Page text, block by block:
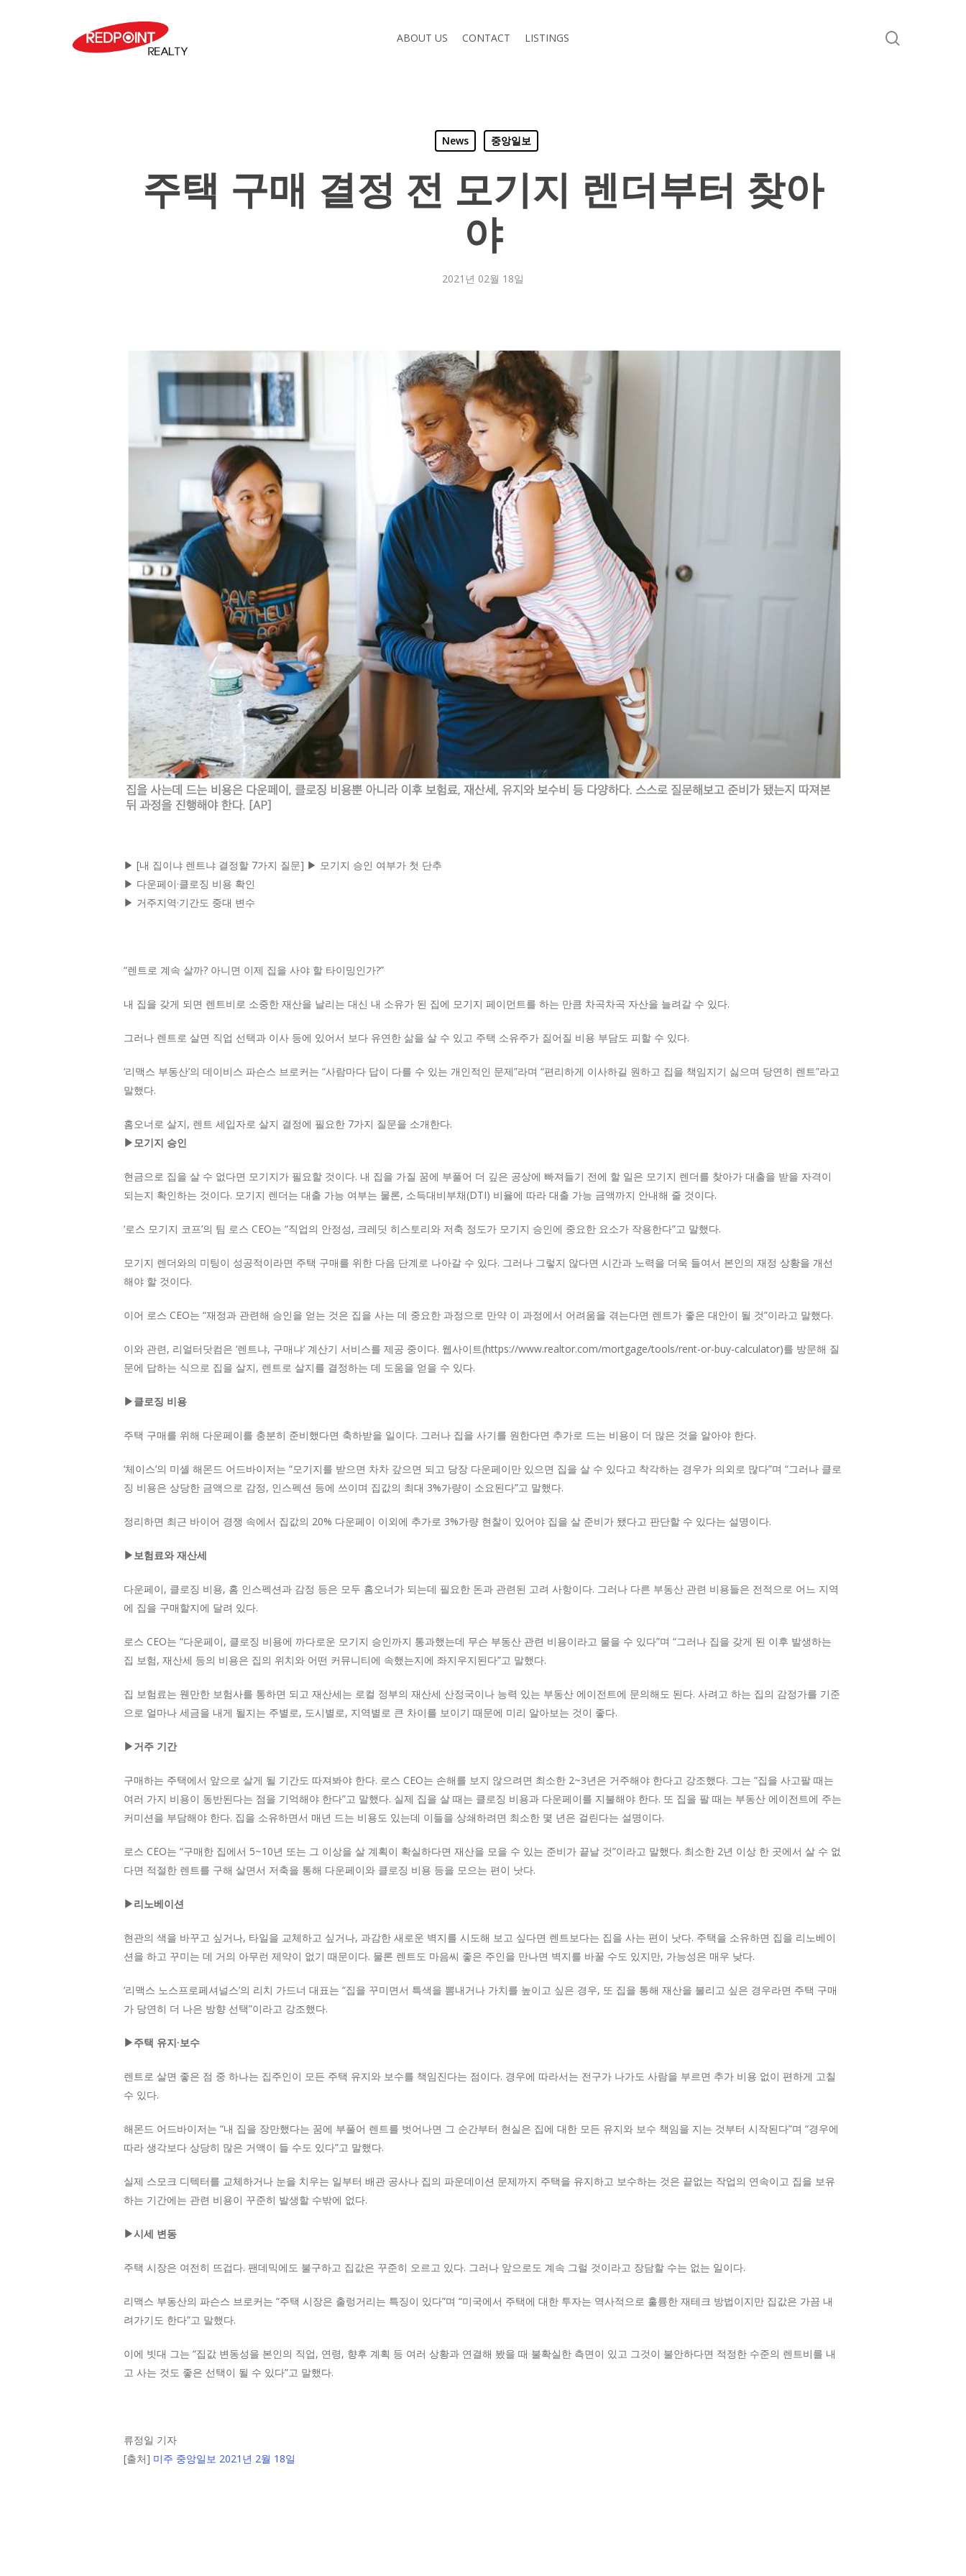
Hit enter to search or ESC to close
ABOUT US CONTACT LISTINGS
News 중앙일보
주택 구매 결정 전 모기지 렌더부터 찾아
야
2021년 02월 18일
▶ [내 집이냐 렌트냐 결정할 7가지 질문] ▶ 모기지 승인 여부가 첫 단추
▶ 다운페이·클로징 비용 확인
▶ 거주지역·기간도 중대 변수
“렌트로 계속 살까? 아니면 이제 집을 사야 할 타이밍인가?”
내 집을 갖게 되면 렌트비로 소중한 재산을 날리는 대신 내 소유가 된 집에 모기지 페이먼트를 하는 만큼 차곡차곡 자산을 늘려갈 수 있다.
그러나 렌트로 살면 직업 선택과 이사 등에 있어서 보다 유연한 삶을 살 수 있고 주택 소유주가 짊어질 비용 부담도 피할 수 있다.
‘리맥스 부동산’의 데이비스 파슨스 브로커는 “사람마다 답이 다를 수 있는 개인적인 문제”라며 “편리하게 이사하길 원하고 집을 책임지기 싫으며 당연히 렌트”라고
말했다.
홈오너로 살지, 렌트 세입자로 살지 결정에 필요한 7가지 질문을 소개한다.
▶모기지 승인
현금으로 집을 살 수 없다면 모기지가 필요할 것이다. 내 집을 가질 꿈에 부풀어 더 깊은 공상에 빠져들기 전에 할 일은 모기지 렌더를 찾아가 대출을 받을 자격이
되는지 확인하는 것이다. 모기지 렌더는 대출 가능 여부는 물론, 소득대비부채(DTI) 비율에 따라 대출 가능 금액까지 안내해 줄 것이다.
‘로스 모기지 코프’의 팀 로스 CEO는 “직업의 안정성, 크레딧 히스토리와 저축 정도가 모기지 승인에 중요한 요소가 작용한다”고 말했다.
모기지 렌더와의 미팅이 성공적이라면 주택 구매를 위한 다음 단계로 나아갈 수 있다. 그러나 그렇지 않다면 시간과 노력을 더욱 들여서 본인의 재정 상황을 개선
해야 할 것이다.
이어 로스 CEO는 “재정과 관련해 승인을 얻는 것은 집을 사는 데 중요한 과정으로 만약 이 과정에서 어려움을 겪는다면 렌트가 좋은 대안이 될 것”이라고 말했다.
이와 관련, 리얼터닷컴은 ‘렌트냐, 구매냐’ 계산기 서비스를 제공 중이다. 웹사이트(https://www.realtor.com/mortgage/tools/rent-or-buy-calculator)를 방문해 질
문에 답하는 식으로 집을 살지, 렌트로 살지를 결정하는 데 도움을 얻을 수 있다.
▶클로징 비용
주택 구매를 위해 다운페이를 충분히 준비했다면 축하받을 일이다. 그러나 집을 사기를 원한다면 추가로 드는 비용이 더 많은 것을 알아야 한다.
‘체이스’의 미셸 해몬드 어드바이저는 “모기지를 받으면 차차 갚으면 되고 당장 다운페이만 있으면 집을 살 수 있다고 착각하는 경우가 의외로 많다”며 “그러나 클로
징 비용은 상당한 금액으로 감정, 인스펙션 등에 쓰이며 집값의 최대 3%가량이 소요된다”고 말했다.
정리하면 최근 바이어 경쟁 속에서 집값의 20% 다운페이 이외에 추가로 3%가량 현찰이 있어야 집을 살 준비가 됐다고 판단할 수 있다는 설명이다.
▶보험료와 재산세
다운페이, 클로징 비용, 홈 인스펙션과 감정 등은 모두 홈오너가 되는데 필요한 돈과 관련된 고려 사항이다. 그러나 다른 부동산 관련 비용들은 전적으로 어느 지역
에 집을 구매할지에 달려 있다.
로스 CEO는 “다운페이, 클로징 비용에 까다로운 모기지 승인까지 통과했는데 무슨 부동산 관련 비용이라고 물을 수 있다”며 “그러나 집을 갖게 된 이후 발생하는
집 보험, 재산세 등의 비용은 집의 위치와 어떤 커뮤니티에 속했는지에 좌지우지된다”고 말했다.
집 보험료는 웬만한 보험사를 통하면 되고 재산세는 로컬 정부의 재산세 산정국이나 능력 있는 부동산 에이전트에 문의해도 된다. 사려고 하는 집의 감정가를 기준
으로 얼마나 세금을 내게 될지는 주별로, 도시별로, 지역별로 큰 차이를 보이기 때문에 미리 알아보는 것이 좋다.
▶거주 기간
구매하는 주택에서 앞으로 살게 될 기간도 따져봐야 한다. 로스 CEO는 손해를 보지 않으려면 최소한 2~3년은 거주해야 한다고 강조했다. 그는 “집을 사고팔 때는
여러 가지 비용이 동반된다는 점을 기억해야 한다”고 말했다. 실제 집을 살 때는 클로징 비용과 다운페이를 지불해야 한다. 또 집을 팔 때는 부동산 에이전트에 주는
커미션을 부담해야 한다. 집을 소유하면서 매년 드는 비용도 있는데 이들을 상쇄하려면 최소한 몇 년은 걸린다는 설명이다.
로스 CEO는 “구매한 집에서 5~10년 또는 그 이상을 살 계획이 확실하다면 재산을 모을 수 있는 준비가 끝날 것”이라고 말했다. 최소한 2년 이상 한 곳에서 살 수 없
다면 적절한 렌트를 구해 살면서 저축을 통해 다운페이와 클로징 비용 등을 모으는 편이 낫다.
▶리노베이션
현관의 색을 바꾸고 싶거나, 타일을 교체하고 싶거나, 과감한 새로운 벽지를 시도해 보고 싶다면 렌트보다는 집을 사는 편이 낫다. 주택을 소유하면 집을 리노베이
션을 하고 꾸미는 데 거의 아무런 제약이 없기 때문이다. 물론 렌트도 마음씨 좋은 주인을 만나면 벽지를 바꿀 수도 있지만, 가능성은 매우 낮다.
‘리맥스 노스프로페셔널스’의 리치 가드너 대표는 “집을 꾸미면서 특색을 뽐내거나 가치를 높이고 싶은 경우, 또 집을 통해 재산을 불리고 싶은 경우라면 주택 구매
가 당연히 더 나은 방향 선택”이라고 강조했다.
▶주택 유지·보수
렌트로 살면 좋은 점 중 하나는 집주인이 모든 주택 유지와 보수를 책임진다는 점이다. 경우에 따라서는 전구가 나가도 사람을 부르면 추가 비용 없이 편하게 고칠
수 있다.
해몬드 어드바이저는 “내 집을 장만했다는 꿈에 부풀어 렌트를 벗어나면 그 순간부터 현실은 집에 대한 모든 유지와 보수 책임을 지는 것부터 시작된다”며 “경우에
따라 생각보다 상당히 많은 거액이 들 수도 있다”고 말했다.
실제 스모크 디텍터를 교체하거나 눈을 치우는 일부터 배관 공사나 집의 파운데이션 문제까지 주택을 유지하고 보수하는 것은 끝없는 작업의 연속이고 집을 보유
하는 기간에는 관련 비용이 꾸준히 발생할 수밖에 없다.
▶시세 변동
주택 시장은 여전히 뜨겁다. 팬데믹에도 불구하고 집값은 꾸준히 오르고 있다. 그러나 앞으로도 계속 그럴 것이라고 장담할 수는 없는 일이다.
리맥스 부동산의 파슨스 브로커는 “주택 시장은 출렁거리는 특징이 있다”며 “미국에서 주택에 대한 투자는 역사적으로 훌륭한 재테크 방법이지만 집값은 가끔 내
려가기도 한다”고 말했다.
이에 빗대 그는 “집값 변동성을 본인의 직업, 연령, 향후 계획 등 여러 상황과 연결해 봤을 때 불확실한 측면이 있고 그것이 불안하다면 적정한 수준의 렌트비를 내
고 사는 것도 좋은 선택이 될 수 있다”고 말했다.
류정일 기자
[출처] 미주 중앙일보 2021년 2월 18일